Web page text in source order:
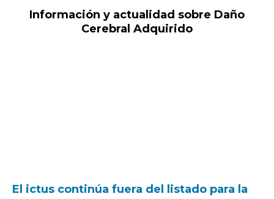
Información y actualidad sobre Daño
Cerebral Adquirido
El ictus continúa fuera del listado para la